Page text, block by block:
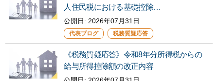
人住民税における基礎控除…
公開日: 2026年07月31日
代表ブログ 税務質疑応答
《税務質疑応答》令和8年分所得税からの
給与所得控除額の改正内容